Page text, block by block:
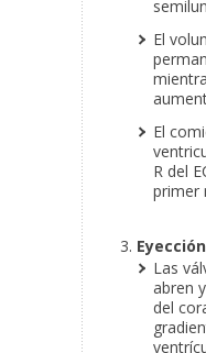
El
El
R del
primer
Las
abren
del